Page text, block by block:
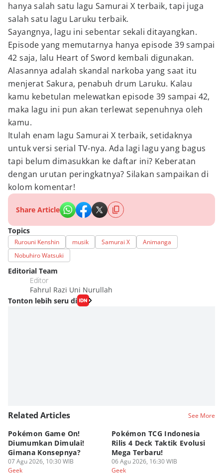
hanya salah satu lagu Samurai X terbaik, tapi juga
salah satu lagu Laruku terbaik.
Sayangnya, lagu ini sebentar sekali ditayangkan.
Episode yang memutarnya hanya episode 39 sampai
42 saja, lalu Heart of Sword kembali digunakan.
Alasannya adalah skandal narkoba yang saat itu
menjerat Sakura, penabuh drum Laruku. Kalau
kamu kebetulan melewatkan episode 39 sampai 42,
maka lagu ini pun akan terlewat sepenuhnya oleh
kamu.
Itulah enam lagu Samurai X terbaik, setidaknya
untuk versi serial TV-nya. Ada lagi lagu yang bagus
tapi belum dimasukkan ke daftar ini? Keberatan
dengan urutan peringkatnya? Silakan sampaikan di
kolom komentar!
Share Article
Topics
Rurouni Kenshin musik Samurai X
Animanga
Nobuhiro Watsuki
Editorial Team
Editor
Fahrul Razi Uni Nurullah
Tonton lebih seru di
Related Articles See More
Pokémon Game On!
Diumumkan Dimulai!
Gimana Konsepnya?
07 Agu 2026, 10:30 WIB
Geek
Pokémon TCG Indonesia
Rilis 4 Deck Taktik Evolusi
Mega Terbaru!
06 Agu 2026, 16:30 WIB
Geek